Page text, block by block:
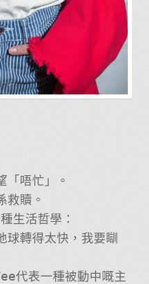
「唔忙」。
救贖。
生活哲學：
球轉得太快，我要瞓
代表一種被動中嘅主